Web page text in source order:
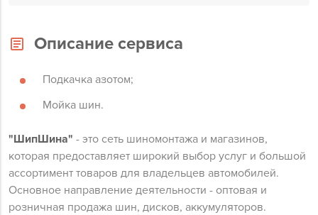
Описание сервиса
Подкачка азотом;
Мойка шин.
"ШипШина" - это сеть шиномонтажа и магазинов,
которая предоставляет широкий выбор услуг и большой
ассортимент товаров для владельцев автомобилей.
Основное направление деятельности - оптовая и
розничная продажа шин, дисков, аккумуляторов.